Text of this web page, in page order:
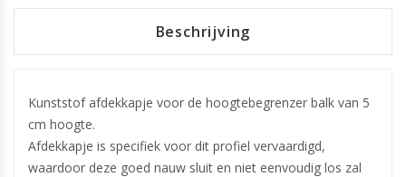
Beschrijving
Kunststof afdekkapje voor de hoogtebegrenzer balk van 5
cm hoogte.
Afdekkapje is specifiek voor dit profiel vervaardigd,
waardoor deze goed nauw sluit en niet eenvoudig los zal